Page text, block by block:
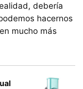
debería
hacernos
mucho más